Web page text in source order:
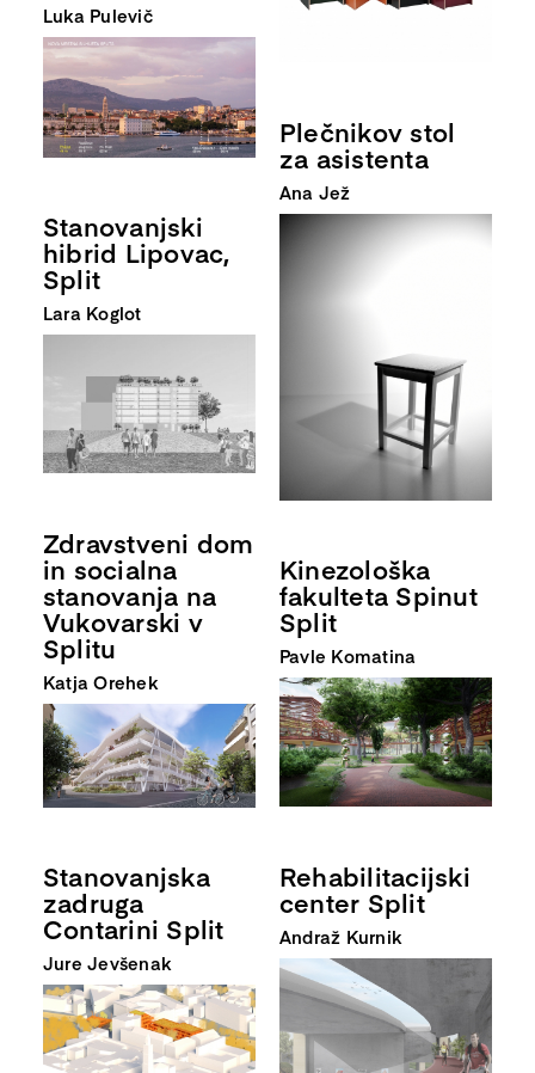
Luka Pulevič
Stanovanjski
hibrid Lipovac,
Split
Lara Koglot
Zdravstveni dom
in socialna
stanovanja na
Vukovarski v
Splitu
Katja Orehek
Stanovanjska
zadruga
Contarini Split
Jure Jevšenak
Plečnikov stol
za asistenta
Ana Jež
Kinezološka
fakulteta Spinut
Split
Pavle Komatina
Rehabilitacijski
center Split
Andraž Kurnik